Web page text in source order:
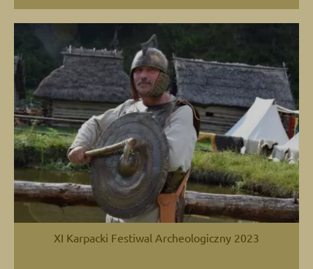
XI Karpacki Festiwal Archeologiczny 2023